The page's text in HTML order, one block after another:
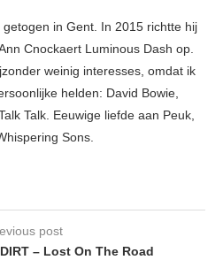
in Gent. In 2015 richtte hij
Cnockaert Luminous Dash op.
weinig interesses, omdat ik
helden: David Bowie,
Talk. Eeuwige liefde aan Peuk,
Sons.
post
– Lost On The Road